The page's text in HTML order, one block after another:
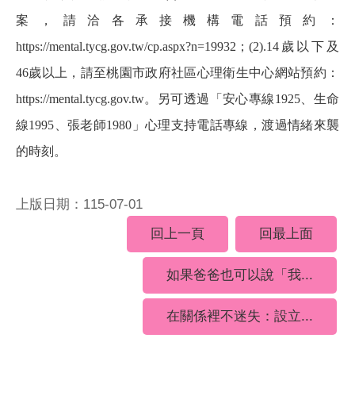
案，請洽各承接機構電話預約：
https://mental.tycg.gov.tw/cp.aspx?n=19932 ；(2).14歲以下及
46歲以上，請至桃園市政府社區心理衛生中心網站預約：
https://mental.tycg.gov.tw。另可透過「安心專線1925、生命
線1995、張老師1980」心理支持電話專線，渡過情緒來襲
的時刻。
上版日期：115-07-01
回上一頁
回最上面
如果爸爸也可以說「我...
在關係裡不迷失：設立...